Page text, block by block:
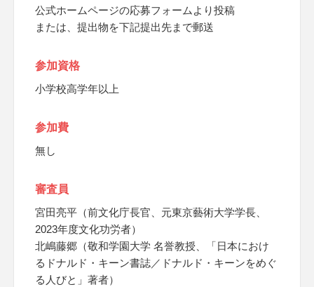
公式ホームページの応募フォームより投稿
または、提出物を下記提出先まで郵送
参加資格
小学校高学年以上
参加費
無し
審査員
宮田亮平（前文化庁長官、元東京藝術大学学長、
2023年度文化功労者）
北嶋藤郷（敬和学園大学 名誉教授、「日本におけ
るドナルド・キーン書誌／ドナルド・キーンをめぐ
る人びと」著者）